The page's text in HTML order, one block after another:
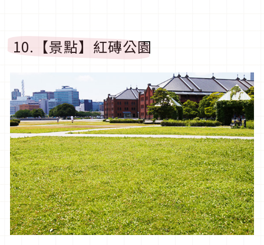
10.【景點】紅磚公園